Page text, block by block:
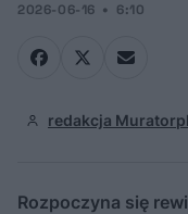
2026-06-16 6:10
redakcja
Rozpoczyna się